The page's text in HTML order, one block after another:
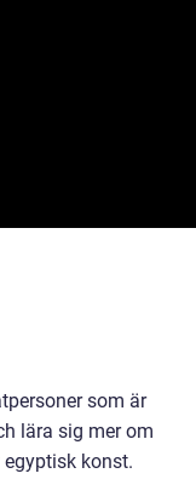
som är
lära sig mer om
konst.